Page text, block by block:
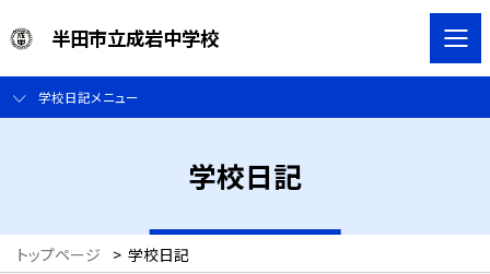
半田市立成岩中学校
学校日記メニュー
学校日記
トップページ > 学校日記